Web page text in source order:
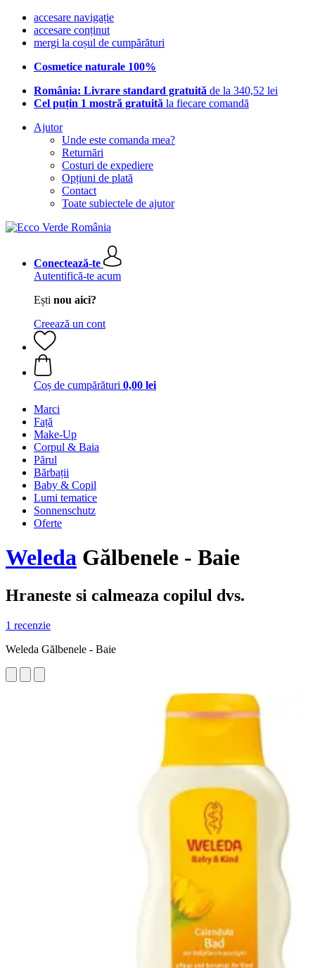
accesare navigație
accesare conținut
mergi la coșul de cumpărături
Cosmetice naturale 100%
România: Livrare standard gratuită de la 340,52 lei
Cel puțin 1 mostră gratuită la fiecare comandă
Ajutor
Unde este comanda mea?
Returnări
Costuri de expediere
Opțiuni de plată
Contact
Toate subiectele de ajutor
Conectează-te
Autentifică-te acum
Ești nou aici?
Creează un cont
Coș de cumpărături 0,00 lei
Marci
Față
Make-Up
Corpul & Baia
Părul
Bărbații
Baby & Copil
Lumi tematice
Sonnenschutz
Oferte
Weleda Gălbenele - Baie
Hraneste si calmeaza copilul dvs.
1 recenzie
Weleda Gălbenele - Baie